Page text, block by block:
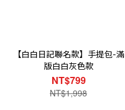
【白白日記聯名款】手提包-滿
版白白灰色款
NT$799
NT$1,998